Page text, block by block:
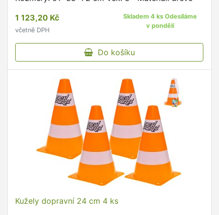
1 123,20 Kč
včetně DPH
Skladem 4 ks Odesíláme
v pondělí
Do košíku
Kužely dopravní 24 cm 4 ks